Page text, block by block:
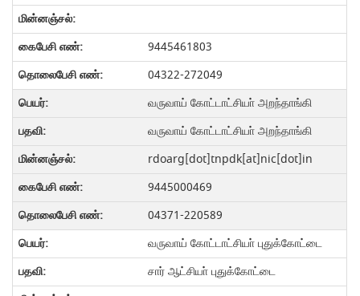
9445461803
04322-272049
வருவாய் கோட்டாட்சியா் அறந்தாங்கி
வருவாய் கோட்டாட்சியா் அறந்தாங்கி
rdoarg[dot]tnpdk[at]nic[dot]in
9445000469
04371-220589
வருவாய் கோட்டாட்சியா் புதுக்கோட்டை
சார் ஆட்சியா் புதுக்கோட்டை